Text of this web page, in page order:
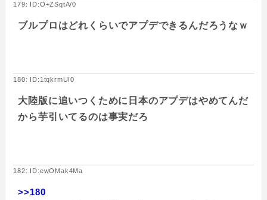
179: ID:O+ZSqtA/0
ブルプロはどれくらいでアプデできるんだろうなｗ
180: ID:1tqkrmUI0
大陸版に追いつくために日本のアプデはやめてんだ
から芋引いてるのは事実だろ
182: ID:ewOMak4Ma
>>180